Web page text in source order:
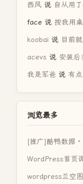
西风 说 自从用
face 说 按我用
koobai 说 目前
acevs 说 安装后
我是军爸 说 有
浏览最多
[推广]酷鸭数据 ·
WordPress首页
wordpress兰空